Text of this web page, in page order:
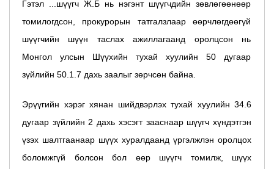
Гэтэл ...шүүгч Ж.Б нь нэгэнт шүүгчдийн зөвлөгөөнөөр
томилогдсон, прокурорын татгалзлаар өөрчлөгдөөгүй
шүүгчийн шүүн таслах ажиллагаанд оролцсон нь
Монгол улсын Шүүхийн тухай хуулийн 50 дугаар
зүйлийн 50.1.7 дахь заалыг зөрчсөн байна.
Эрүүгийн хэрэг хянан шийдвэрлэх тухай хуулийн 34.6
дугаар зүйлийн 2 дахь хэсэгт зааснаар шүүгч хүндэтгэн
үзэх шалтгаанаар шүүх хуралдаанд үргэлжлэн оролцох
боломжгүй болсон бол өөр шүүгч томилж, шүүх